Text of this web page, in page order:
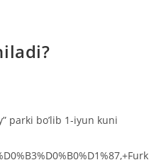
parki bo’lib 1-iyun kuni